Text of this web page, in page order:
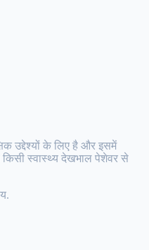
उद्देश्यों के लिए है और इसमें
किसी स्वास्थ्य देखभाल पेशेवर से